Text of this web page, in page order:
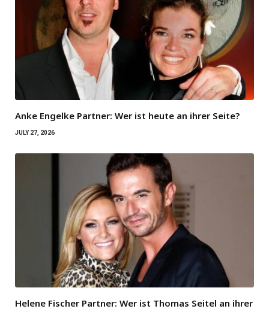
Anke Engelke Partner: Wer ist heute an ihrer Seite?
JULY 27, 2026
Helene Fischer Partner: Wer ist Thomas Seitel an ihrer